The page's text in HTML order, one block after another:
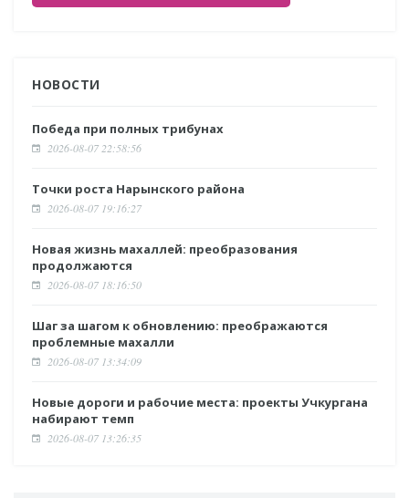
НОВОСТИ
Победа при полных трибунах
2026-08-07 22:58:56
Точки роста Нарынского района
2026-08-07 19:16:27
Новая жизнь махаллей: преобразования
продолжаются
2026-08-07 18:16:50
Шаг за шагом к обновлению: преображаются
проблемные махалли
2026-08-07 13:34:09
Новые дороги и рабочие места: проекты Учкургана
набирают темп
2026-08-07 13:26:35